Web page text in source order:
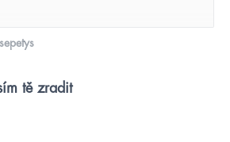
tě zradit